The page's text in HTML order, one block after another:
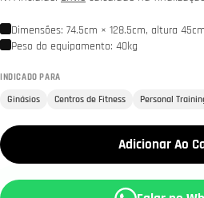
Dimensões: 74.5cm × 128.5cm, altura 45cm
Peso do equipamento: 40kg
INDICADO PARA
Ginásios Centros de Fitness Personal
Adicionar Ao